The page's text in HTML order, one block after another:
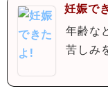
妊娠で
年齢な
苦しみ